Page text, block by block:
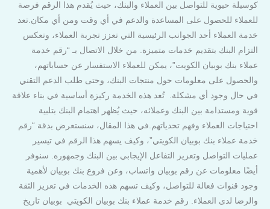
كوسيلة حيوية للتواصل بين العملاء والبنك، حيث يُقدم هذا الرقم فرصة
للعملاء للحصول على المساعدة والدعم في أي وقت ومن أي مكان.تعد
خدمة العملاء أحد الجوانب الرئيسية التي تعزز تجربة العملاء، وتعكس
التزام البنك بتقديم خدمات متميزة. من خلال الاتصال بـ “رقم خدمة
عملاء بنك بوبيان الكويت”، يمكن للعملاء الاستفسار عن حساباتهم،
والحصول على معلومات حول منتجات البنك، وحتى طلب الدعم التقني
في حال وجود أي مشكلة. تُعد هذه الخدمة ركيزة أساسية في بناء علاقة
قوية ومستدامة بين البنك وعملائه، حيث يُظهر اهتمام البنك بتلبية
احتياجات العملاء وفهم تحدياتهم.في هذا المقال، سنستعرض بدقة “رقم
خدمة عملاء بنك بوبيان الكويتي”، وكيف يسهم هذا الرقم في تيسير
عمليات التواصل وتعزيز التفاعل الإيجابي بين البنك وجمهوره. سنوفر
أيضًا معلومات عن رقم بوبيان واتساب، وعن فروع بنك بوبيان لأهمية
وجود قنوات فعالة للتواصل، وكيف تسهم هذه الخدمات في تعزيز الثقة
والرضا لدى العملاء. رقم خدمة عملاء بنك بوبيان الكويتي بوبيان تاريخ